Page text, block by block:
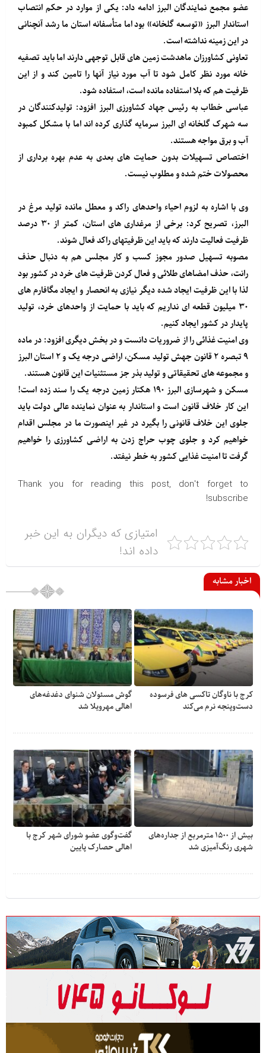
عضو مجمع نمایندگان البرز ادامه داد: یکی از موارد در حکم انتصاب
استاندار البرز «توسعه گلخانه» بود اما متأسفانه استان ما رشد آنچنانی
در این زمینه نداشته است.
تعاونی کشاورزان ماهدشت زمین های قابل توجهی دارند اما باید تصفیه
خانه مورد نظر کامل شود تا آب مورد نیاز آنها را تامین کند و از این
ظرفیت هم که بلا استفاده مانده است، استفاده شود.
عباسی خطاب به رئیس جهاد کشاورزی البرز افزود: تولیدکنندگان در
سه شهرک گلخانه ای البرز سرمایه گذاری کرده اند اما با مشکل کمبود
آب و برق مواجه هستند.
اختصاص تسهیلات بدون حمایت های بعدی به عدم بهره برداری از
محصولات ختم شده و مطلوب نیست.
وی با اشاره به لزوم احیاء واحدهای راکد و معطل مانده تولید مرغ در
البرز، تصریح کرد: برخی از مرغداری های استان، کمتر از ۳۰ درصد
ظرفیت فعالیت دارند که باید این ظرفیتهای راکد فعال شوند.
مصوبه تسهیل صدور مجوز کسب و کار مجلس هم به دنبال حذف
رانت، حذف امضاهای طلائی و فعال کردن ظرفیت های خرد در کشور بود
لذا با این ظرفیت ایجاد شده دیگر نیازی به انحصار و ایجاد مگافارم های
۳۰ میلیون قطعه ای نداریم که باید با حمایت از واحدهای خرد، تولید
پایدار در کشور ایجاد کنیم.
وی امنیت غذائی را از ضروریات دانست و در بخش دیگری افزود: در ماده
۹ تبصره ۲ قانون جهش تولید مسکن، اراضی درجه یک و ۲ استان البرز
و مجموعه های تحقیقاتی و تولید بذر جز مستثنیات این قانون هستند.
مسکن و شهرسازی البرز ۱۹۰ هکتار زمین درجه یک را سند زده است!
این کار خلاف قانون است و استاندار به عنوان نماینده عالی دولت باید
جلوی این خلاف قانونی را بگیرد در غیر اینصورت ما در مجلس اقدام
خواهیم کرد و جلوی چوب حراج زدن به اراضی کشاورزی را خواهیم
گرفت تا امنیت غذایی کشور به خطر نیفتد.
Thank you for reading this post, don't forget to
subscribe!
امتیازی که دیگران به این خبر
داده اند!
اخبار مشابه
کرج با ناوگان تاکسی های فرسوده
دست‌وپنجه نرم می‌کند
گوش مسئولان شنوای دغدغه‎‌های
اهالی مهرویلا شد
بیش از ۱۵۰۰ مترمربع از جداره‌های
شهری رنگ‌آمیزی شد
گفت‌وگوی عضو شورای شهر کرج با
اهالی حصارک پایین